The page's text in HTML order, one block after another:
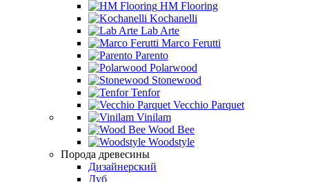
HM Flooring
Kochanelli
Lab Arte
Marco Ferutti
Parento
Polarwood
Stonewood
Tenfor
Vecchio Parquet
Vinilam
Wood Bee
Woodstyle
Порода древесины
Дизайнерский
Дуб